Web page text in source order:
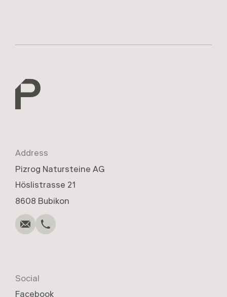
Address
Pizrog Natursteine AG
Höslistrasse 21
8608 Bubikon
SchreibenKopieren
AnrufenKopieren
Social
Facebook